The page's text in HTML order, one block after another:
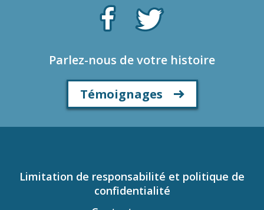
Parlez-nous de votre histoire
Témoignages
Limitation de responsabilité et politique de
confidentialité